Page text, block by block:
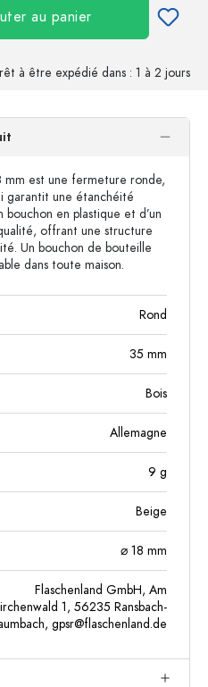
au panier
à être expédié dans : 1 à 2 jours
mm est une fermeture ronde,
garantit une étanchéité
bouchon en plastique et d’un
offrant une structure
Un bouchon de bouteille
dans toute maison.
Rond
35 mm
Bois
Allemagne
9 g
Beige
⌀ 18 mm
Flaschenland GmbH, Am
1, 56235 Ransbach-
gpsr@flaschenland.de